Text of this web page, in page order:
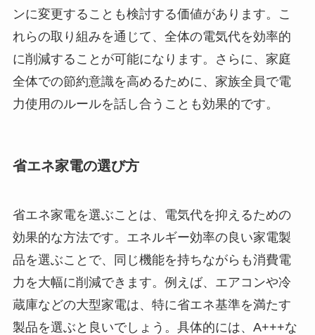
ンに変更することも検討する価値があります。こ
れらの取り組みを通じて、全体の電気代を効率的
に削減することが可能になります。さらに、家庭
全体での節約意識を高めるために、家族全員で電
力使用のルールを話し合うことも効果的です。
省エネ家電の選び方
省エネ家電を選ぶことは、電気代を抑えるための
効果的な方法です。エネルギー効率の良い家電製
品を選ぶことで、同じ機能を持ちながらも消費電
力を大幅に削減できます。例えば、エアコンや冷
蔵庫などの大型家電は、特に省エネ基準を満たす
製品を選ぶと良いでしょう。具体的には、A+++な